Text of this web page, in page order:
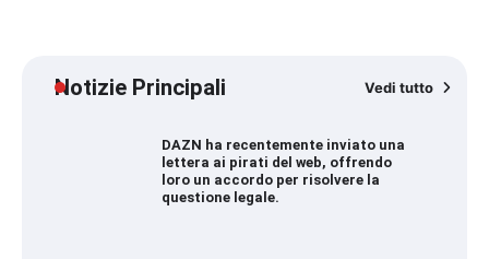
Notizie Principali Vedi tutto
DAZN ha recentemente inviato una
lettera ai pirati del web, offrendo
loro un accordo per risolvere la
questione legale.